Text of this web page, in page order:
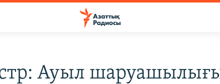
Ауыл